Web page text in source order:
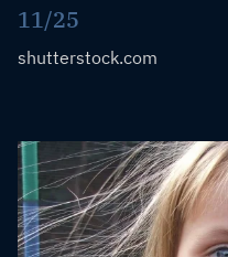
11/25
shutterstock.com